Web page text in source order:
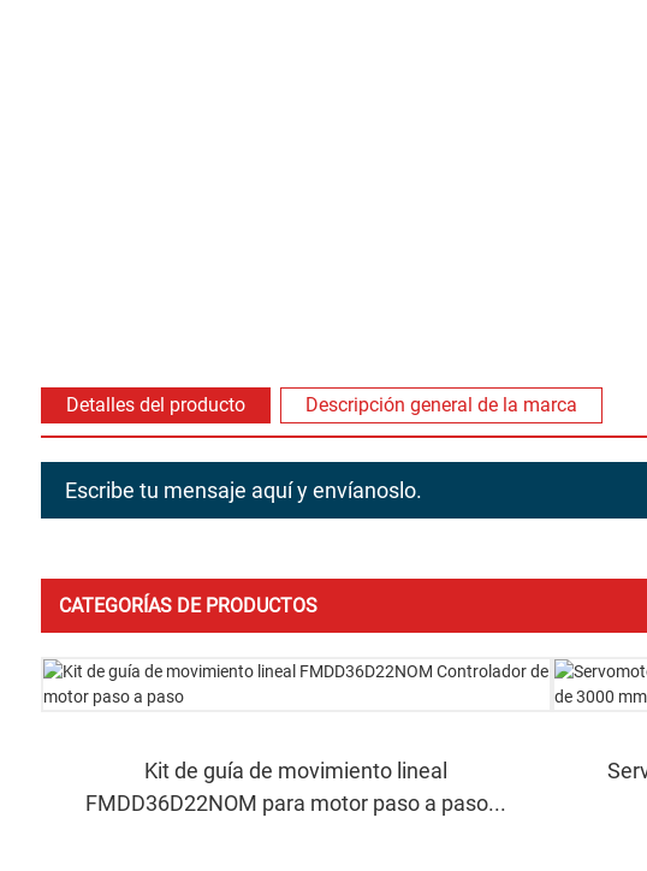
Detalles del producto Descripción general de la marca
Escribe tu mensaje aquí y envíanoslo.
CATEGORÍAS DE PRODUCTOS
Kit de guía de movimiento lineal
FMDD36D22NOM para motor paso a paso...